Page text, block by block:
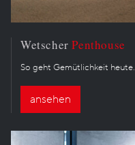
WetscherPenthouse
So geht Gemütlichkeit heute.
ansehen